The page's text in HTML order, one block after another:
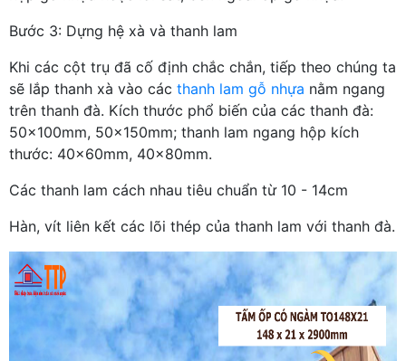
Bước 3: Dựng hệ xà và thanh lam
Khi các cột trụ đã cố định chắc chắn, tiếp theo chúng ta
sẽ lắp thanh xà vào các thanh lam gỗ nhựa nằm ngang
trên thanh đà. Kích thước phổ biến của các thanh đà:
50x100mm, 50x150mm; thanh lam ngang hộp kích
thước: 40x60mm, 40x80mm.
Các thanh lam cách nhau tiêu chuẩn từ 10 - 14cm
Hàn, vít liên kết các lõi thép của thanh lam với thanh đà.